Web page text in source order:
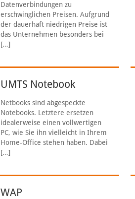
Datenverbindungen zu
erschwinglichen Preisen. Aufgrund
der dauerhaft niedrigen Preise ist
das Unternehmen besonders bei
[…]
UMTS Notebook
Netbooks sind abgespeckte
Notebooks. Letztere ersetzen
idealerweise einen vollwertigen
PC, wie Sie ihn vielleicht in Ihrem
Home-Office stehen haben. Dabei
[…]
WAP